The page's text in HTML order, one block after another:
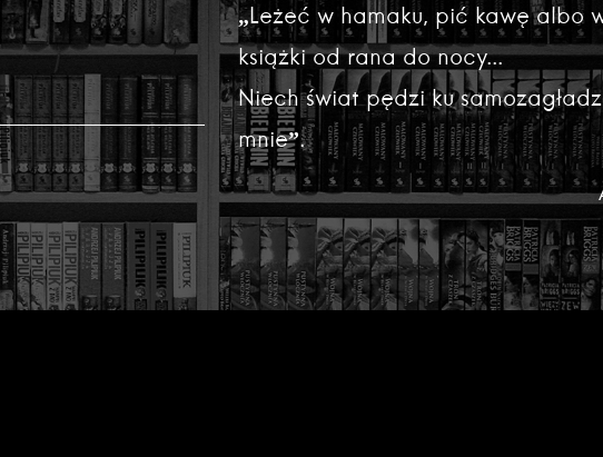
„Leżeć w hamaku, pić kawę albo
książki od rana do nocy...
Niech świat pędzi ku
mnie”.